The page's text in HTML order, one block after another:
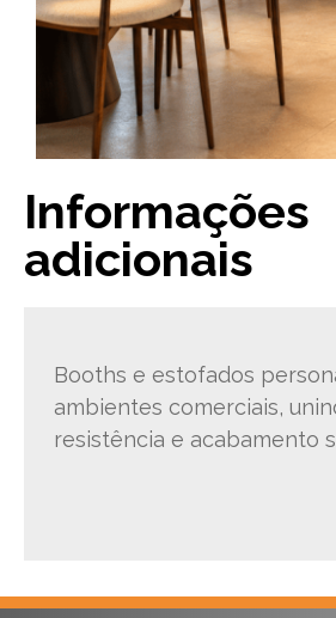
Informações
adicionais
Booths e estofados
ambientes comerciais,
resistência e acabamento